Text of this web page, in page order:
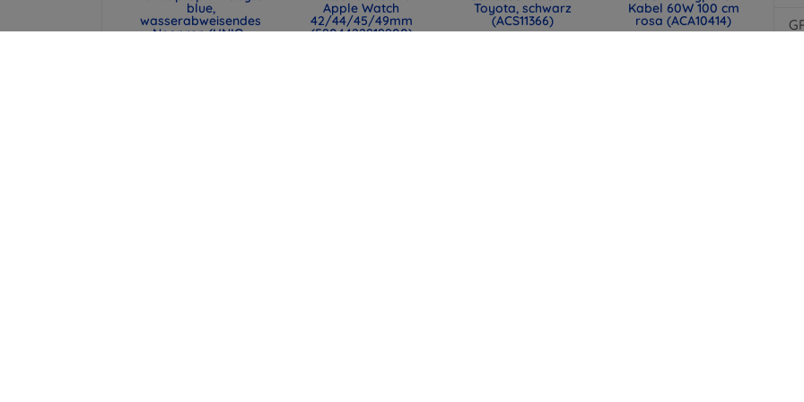
blue,
wasserabweisendes
Neopren (UNIQ-
Apple Watch
42/44/45/49mm
(5904422919900)
Toyota, schwarz
(ACS11366)
Kabel 60W 100 cm
rosa (ACA10414)